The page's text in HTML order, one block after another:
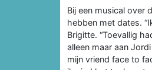
Bij een musical over
hebben met dates.
Brigitte. “Toevallig
alleen maar aan
mijn vriend face to